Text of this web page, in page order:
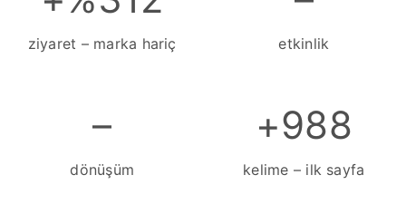
ziyaret – marka hariç etkinlik
–
dönüşüm
+988
kelime – ilk sayfa